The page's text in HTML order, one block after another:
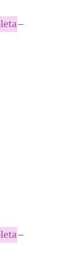
–
–